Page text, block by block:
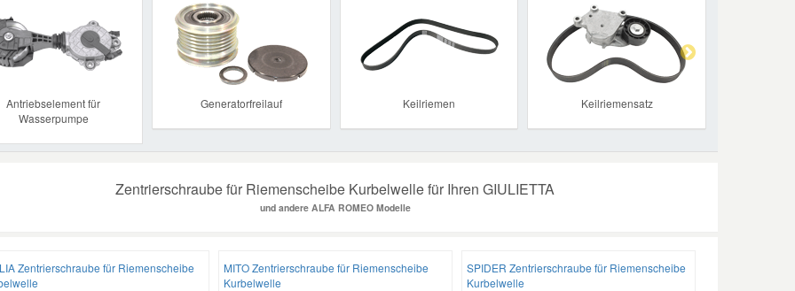
Antriebselement für
Wasserpumpe
Generatorfreilauf Keilriemen Keilriemensatz
Zentrierschraube für Riemenscheibe Kurbelwelle für Ihren GIULIETTA
und andere ALFA ROMEO Modelle
Zentrierschraube für Riemenscheibe
MITO Zentrierschraube für Riemenscheibe
Kurbelwelle
SPIDER Zentrierschraube für Riemenscheibe
Kurbelwelle